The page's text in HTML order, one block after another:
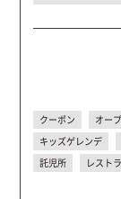
クーポン オー
キッズゲレンデ
託児所
レスト